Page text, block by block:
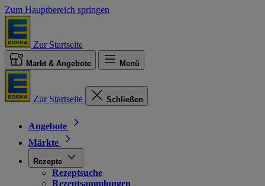
Zum Hauptbereich springen
Zur Startseite
Markt & Angebote Menü
Zur Startseite Schließen
Angebote
Märkte
Rezepte
Rezeptsuche
Rezeptsammlungen